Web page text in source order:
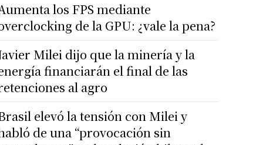
los FPS mediante
de la GPU: ¿vale la pena?
Milei dijo que la minería y la
financiarán el final de las
al agro
elevó la tensión con Milei y
de una “provocación sin